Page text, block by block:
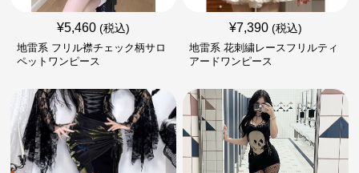
¥5,460 (税込)
地雷系 フリル襟チェック柄サロ
ペットワンピース
¥7,390 (税込)
地雷系 花刺繍レースフリルティ
アードワンピース